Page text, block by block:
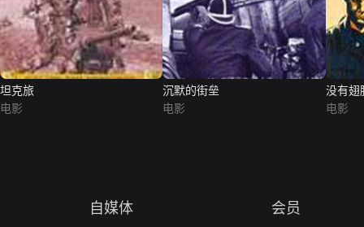
坦克旅
电影
沉默的街垒
电影
没有翅
电影
自媒体 会员